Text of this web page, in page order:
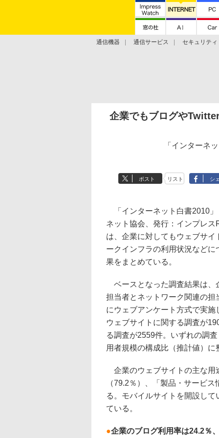
通信機器 通信サービス
セキュリティ
企業でもブログや
「インターネ
ポスト リスト シ
「インターネット白書2010
ネット協会、発行：インプレ
は、企業に対してもウェブサ
ークインフラの利用状況など
果をまとめている。
ベースとなった調査結果は、
担当者とネットワーク関連の
にウェブアンケート方式で実
ウェブサイトに関する調査が
る調査が2559件。いずれの調
用者規模の構成比（推計値）
企業のウェブサイトの主な用
（79.2％）、「製品・サービ
る。モバイルサイトを開設し
ている。
●企業のブログ利用率は24.2％